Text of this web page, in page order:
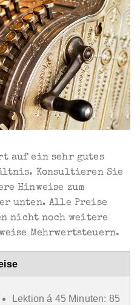
auf ein sehr gutes
Konsultieren Sie
Hinweise zum
unten. Alle Preise
nicht noch weitere
Mehrwertsteuern.
Lektion á 45 Minuten: 85